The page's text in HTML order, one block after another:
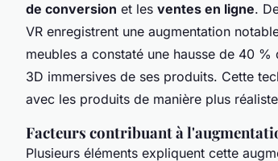
de conversion et les ventes en ligne.
VR enregistrent une augmentation
meubles a constaté une hausse de 40
3D immersives de ses produits. Cette
avec les produits de manière plus
Facteurs contribuant à
Plusieurs éléments expliquent cette